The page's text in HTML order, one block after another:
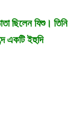
ছিলেন যিশু। তিনি
একটি ইহুদি